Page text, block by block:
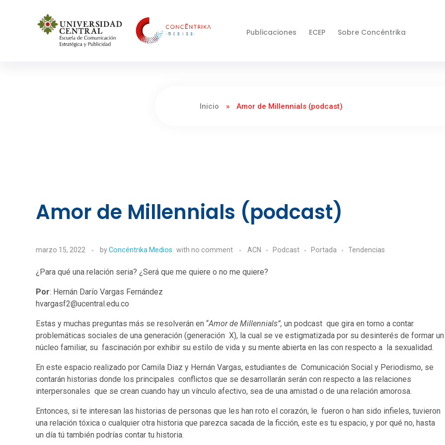
Publicaciones ECEP Sobre Concéntrika
Inicio » Amor de Millennials (podcast)
Amor de Millennials (podcast)
marzo 15, 2022 byConcéntrika Medios with no comment ACN Podcast Portada Tendencias
¿Para qué una relación seria? ¿Será que me quiere o no me quiere?
Por: Hernán Darío Vargas Fernández
hvargasf2@ucentral.edu.co
Estas y muchas preguntas más se resolverán en “Amor de Millennials”, un podcast que gira en torno a contar
problemáticas sociales de una generación (generación X), la cual se ve estigmatizada por su desinterés de formar un
núcleo familiar, su fascinación por exhibir su estilo de vida y su mente abierta en las con respecto a la sexualidad.
En este espacio realizado por Camila Diaz y Hernán Vargas, estudiantes de Comunicación Social y Periodismo, se
contarán historias donde los principales conflictos que se desarrollarán serán con respecto a las relaciones
interpersonales que se crean cuando hay un vínculo afectivo, sea de una amistad o de una relación amorosa.
Entonces, si te interesan las historias de personas que les han roto el corazón, le fueron o han sido infieles, tuvieron
una relación tóxica o cualquier otra historia que parezca sacada de la ficción, este es tu espacio, y por qué no, hasta
un día tú también podrías contar tu historia.